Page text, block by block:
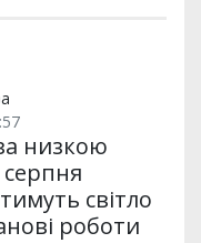
низкою
світло
роботи